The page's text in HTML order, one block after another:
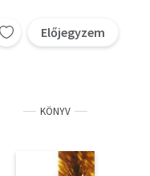
Előjegyzem
KÖNYV